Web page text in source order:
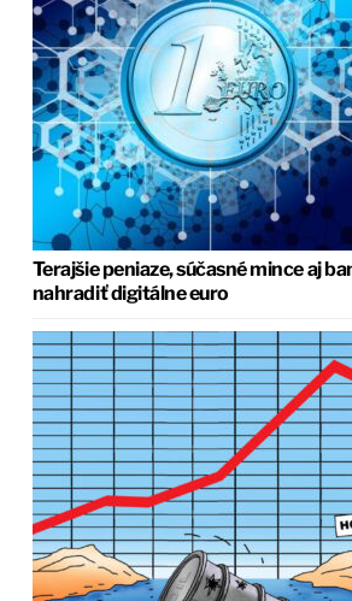
Terajšie peniaze, súčasné mince aj
nahradiť digitálne euro